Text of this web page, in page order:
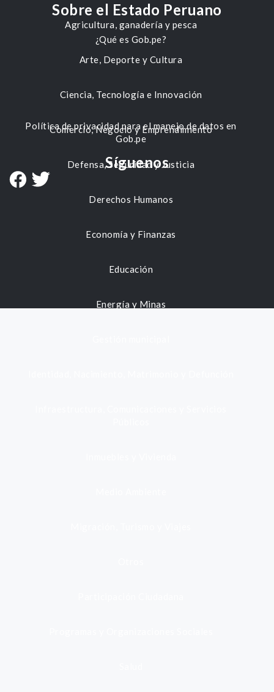
Agricultura, ganadería y pesca
Arte, Deporte y Cultura
Ciencia, Tecnología e Innovación
Comercio, Negocio y Emprendimiento
Defensa, Seguridad y Justicia
Derechos Humanos
Economía y Finanzas
Educación
Energía y Minas
Sobre el Estado Peruano
¿Qué es Gob.pe?
Política de privacidad para el manejo de datos en
Gob.pe
Síguenos